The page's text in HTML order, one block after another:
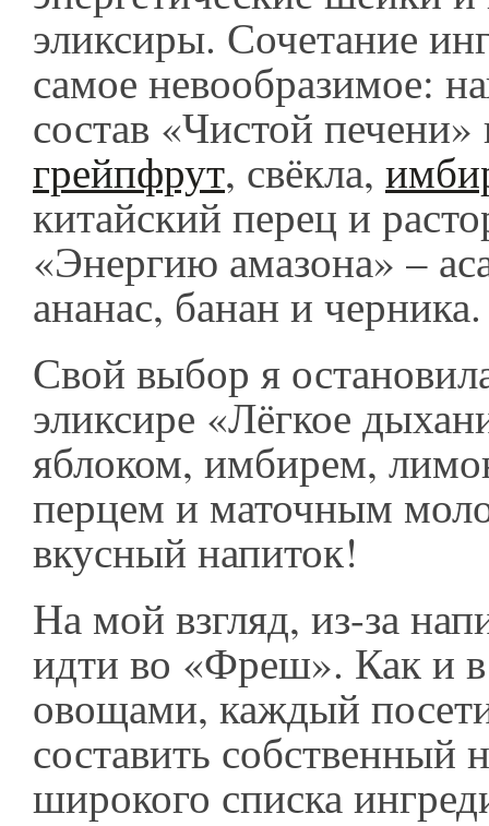
эликсиры. Сочетание
самое невообразимое:
состав «Чистой печени»
грейпфрут, свёкла,
китайский перец и
«Энергию амазона» –
ананас, банан и
Свой выбор я
эликсире «Лёгкое
яблоком, имбирем,
перцем и маточным
вкусный напиток!
На мой взгляд, из-за
идти во «Фреш». Как и в
овощами, каждый
составить собственный
широкого списка